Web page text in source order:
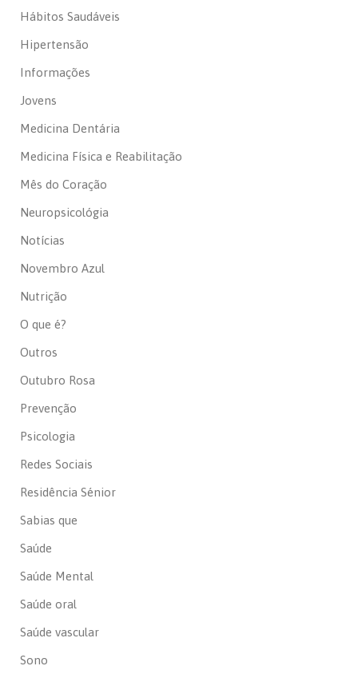
Hábitos Saudáveis
Hipertensão
Informações
Jovens
Medicina Dentária
Medicina Física e Reabilitação
Mês do Coração
Neuropsicológia
Notícias
Novembro Azul
Nutrição
O que é?
Outros
Outubro Rosa
Prevenção
Psicologia
Redes Sociais
Residência Sénior
Sabias que
Saúde
Saúde Mental
Saúde oral
Saúde vascular
Sono